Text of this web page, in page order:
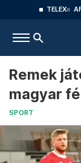
TELEX
Remek
magyar
SPORT